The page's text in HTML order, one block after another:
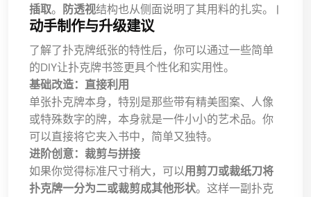
插取。 防透视结构也从侧面说明了其用料的扎实。 |
动手制作与升级建议
了解了扑克牌纸张的特性后，你可以通过一些简单
的DIY让扑克牌书签更具个性化和实用性。
基础改造：直接利用
单张扑克牌本身，特别是那些带有精美图案、人像
或特殊数字的牌，本身就是一件小小的艺术品。你
可以直接将它夹入书中，简单又独特。
进阶创意：裁剪与拼接
如果你觉得标准尺寸稍大，可以用剪刀或裁纸刀将
扑克牌一分为二或裁剪成其他形状。这样一副扑克